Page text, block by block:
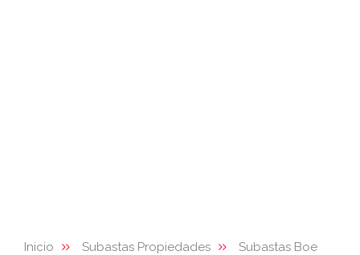
Inicio Subastas Propiedades
Subastas Boe